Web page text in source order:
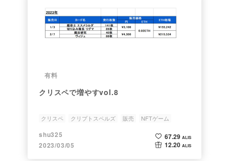
有料
クリスペで増やすvol.8
クリスペ クリプトスペルズ 販売
NFTゲーム
ブロックチェーンゲーム
shu325
2023/03/05
67.29 ALIS
12.20 ALIS